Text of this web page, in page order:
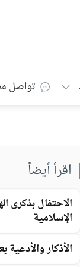
تواصل
اقرأ أيضاً
الاحتفال بذكرى
الإسلامية
الأذكار والأدعية